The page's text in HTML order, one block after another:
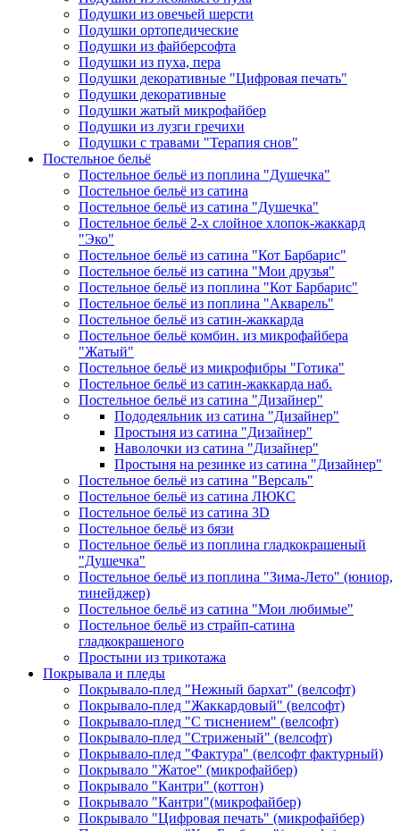
Подушки из овечьей шерсти
Подушки ортопедические
Подушки из файберсофта
Подушки из пуха, пера
Подушки декоративные "Цифровая печать"
Подушки декоративные
Подушки жатый микрофайбер
Подушки из лузги гречихи
Подушки с травами "Терапия снов"
Постельное бельё
Постельное бельё из поплина "Душечка"
Постельное бельё из сатина
Постельное бельё из сатина "Душечка"
Постельное бельё 2-х слойное хлопок-жаккард
"Эко"
Постельное бельё из сатина "Кот Барбарис"
Постельное бельё из сатина "Мои друзья"
Постельное бельё из поплина "Кот Барбарис"
Постельное бельё из поплина "Акварель"
Постельное бельё из сатин-жаккарда
Постельное бельё комбин. из микрофайбера
"Жатый"
Постельное бельё из микрофибры "Готика"
Постельное бельё из сатин-жаккарда наб.
Постельное бельё из сатина "Дизайнер"
Пододеяльник из сатина "Дизайнер"
Простыня из сатина "Дизайнер"
Наволочки из сатина "Дизайнер"
Простыня на резинке из сатина "Дизайнер"
Постельное бельё из сатина "Версаль"
Постельное бельё из сатина ЛЮКС
Постельное бельё из сатина 3D
Постельное бельё из бязи
Постельное бельё из поплина гладкокрашеный
"Душечка"
Постельное бельё из поплина "Зима-Лето" (юниор,
тинейджер)
Постельное бельё из сатина "Мои любимые"
Постельное бельё из страйп-сатина
гладкокрашеного
Простыни из трикотажа
Покрывала и пледы
Покрывало-плед "Нежный бархат" (велсофт)
Покрывало-плед "Жаккардовый" (велсофт)
Покрывало-плед "С тиснением" (велсофт)
Покрывало-плед "Стриженый" (велсофт)
Покрывало-плед "Фактура" (велсофт фактурный)
Покрывало "Жатое" (микрофайбер)
Покрывало "Кантри" (коттон)
Покрывало "Кантри"(микрофайбер)
Покрывало "Цифровая печать" (микрофайбер)